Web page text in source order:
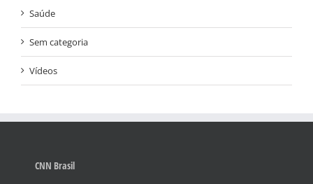
Saúde
Sem categoria
Vídeos
CNN Brasil